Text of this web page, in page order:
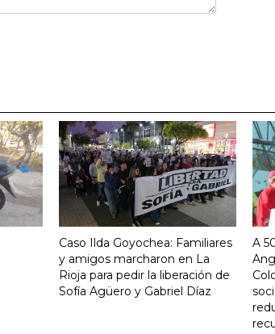
Caso Ilda Goyochea: Familiares
y amigos marcharon en La
Rioja para pedir la liberación de
Sofía Agüero y Gabriel Díaz
A